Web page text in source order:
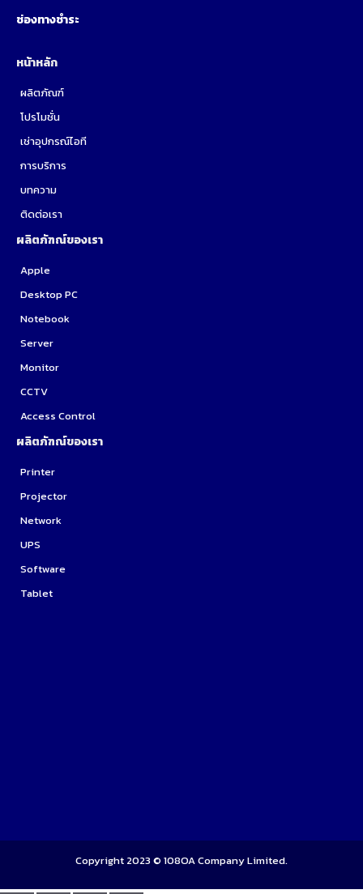
ช่องทางชำระ
หน้าหลัก
ผลิตภัณฑ์
โปรโมชั่น
เช่าอุปกรณ์ไอที
การบริการ
บทความ
ติดต่อเรา
ผลิตภัฑณ์ของเรา
Apple
Desktop PC
Notebook
Server
Monitor
CCTV
Access Control
ผลิตภัฑณ์ของเรา
Printer
Projector
Network
UPS
Software
Tablet
Copyright 2023 © 108OACompany Limited.